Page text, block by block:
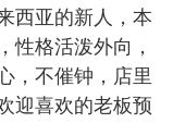
西亚的新人，本
性格活泼外向，
，不催钟，店里
迎喜欢的老板预